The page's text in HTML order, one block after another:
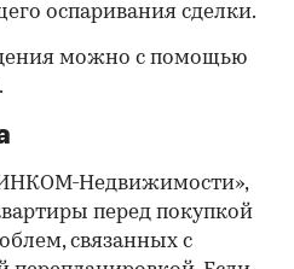
оспаривания сделки.
можно с помощью
Недвижимости»,
перед покупкой
связанных с